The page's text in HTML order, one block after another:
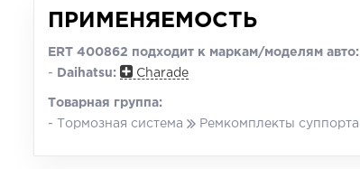
ПРИМЕНЯЕМОСТЬ
ERT 400862 подходит к маркам/моделям авто:
-
Daihatsu: Charade
Товарная группа:
- Тормозная система
Ремкомплекты суппорта